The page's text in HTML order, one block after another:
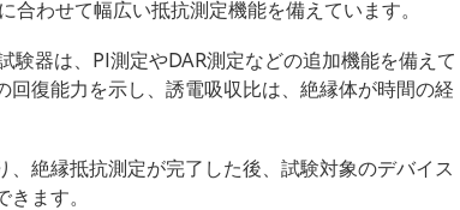
わせて幅広い抵抗測定機能を備えています。
器は、PI測定やDAR測定などの追加機能を備えて
復能力を示し、誘電吸収比は、絶縁体が時間の経
絶縁抵抗測定が完了した後、試験対象のデバイス
ます。